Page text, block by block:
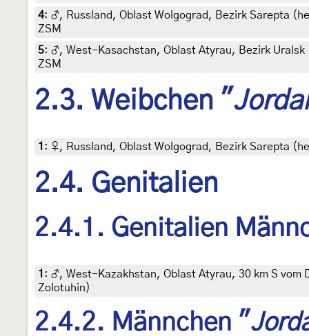
4: ♂, Russland, Oblast Wolgograd, Bezirk Sarepta
ZSM
5: ♂, West-Kasachstan, Oblast Atyrau, Bezirk
ZSM
2.3. Weibchen "
1 : ♀, Russland, Oblast Wolgograd, Bezirk Sarepta
2.4. Genitalien
2.4.1. Genitalien
1 : ♂, West-Kazakhstan, Oblast Atyrau, 30 km S vom
Zolotuhin)
2.4.2. Männchen "